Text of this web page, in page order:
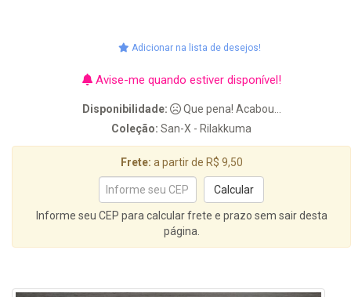
Adicionar na lista de desejos!
Avise-me quando estiver disponível!
Disponibilidade:
Que pena! Acabou...
Coleção: San-X - Rilakkuma
Frete: a partir de R$ 9,50
Informe seu CEP para calcular frete e prazo sem sair desta
página.